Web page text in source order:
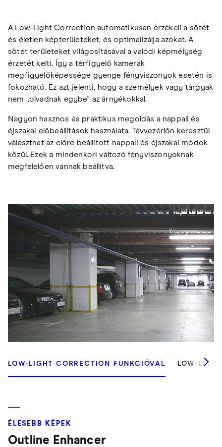
A Low-Light Correction automatikusan érzékeli a sötét
és életlen képterületeket, és optimalizálja azokat. A
sötét területeket világosításával a valódi képmélység
érzetét kelti. Így a térfigyelő kamerák
megfigyelőképessége gyenge fényviszonyok esetén is
fokozható. Ez azt jelenti, hogy a személyek vagy tárgyak
nem „olvadnak egybe" az árnyékokkal.
Nagyon hasznos és praktikus megoldás a nappali és
éjszakai előbeállítások használata. Távvezérlőn keresztül
választhat az előre beállított nappali és éjszakai módok
közül. Ezek a mindenkori változó fényviszonyoknak
megfelelően vannak beállítva.
LOW-LIGHT CORRECTION FUNKCIÓVAL LOW-
ÉLESEBB KÉPEK
Outline Enhancer